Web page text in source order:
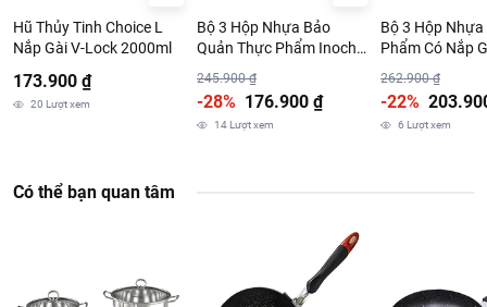
Hũ Thủy Tinh Choice L
Nắp Gài V-Lock 2000ml
173.900 ₫
20 Lượt xem
Bộ 3 Hộp Nhựa Bảo
Quản Thực Phẩm Inochi
(Giao Màu Ngẫu Nhiên)
245.900 ₫
-28% 176.900 ₫
14Lượt xem
Bộ 3 Hộp
Phẩm Có Nắp
Màu Ngẫu
262.900 ₫
-22%
6 Lượt xem
Có thể bạn quan tâm